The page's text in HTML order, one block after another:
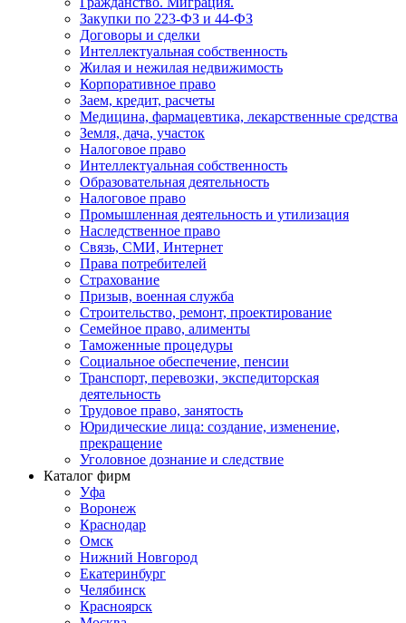
Закупки по 223-ФЗ и 44-ФЗ
Договоры и сделки
Интеллектуальная собственность
Жилая и нежилая недвижимость
Корпоративное право
Заем, кредит, расчеты
Медицина, фармацевтика, лекарственные средства
Земля, дача, участок
Налоговое право
Интеллектуальная собственность
Образовательная деятельность
Налоговое право
Промышленная деятельность и утилизация
Наследственное право
Связь, СМИ, Интернет
Права потребителей
Страхование
Призыв, военная служба
Строительство, ремонт, проектирование
Семейное право, алименты
Таможенные процедуры
Социальное обеспечение, пенсии
Транспорт, перевозки, экспедиторская
деятельность
Трудовое право, занятость
Юридические лица: создание, изменение,
прекращение
Уголовное дознание и следствие
Каталог фирм
Уфа
Воронеж
Краснодар
Омск
Нижний Новгород
Екатеринбург
Челябинск
Красноярск